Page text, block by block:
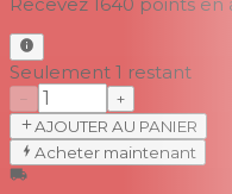
Seulement 1 restant
−
+
AJOUTER AU PANIER
Acheter maintenant